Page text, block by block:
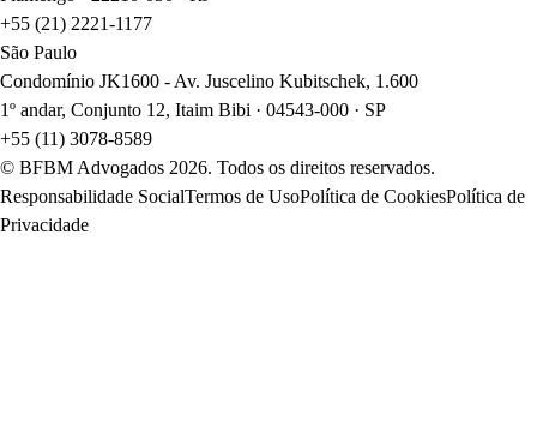
+55 (21) 2221-1177
São Paulo
Condomínio JK1600 - Av. Juscelino Kubitschek, 1.600
1º andar, Conjunto 12, Itaim Bibi · 04543-000 · SP
+55 (11) 3078-8589
© BFBM Advogados 2026. Todos os direitos reservados.
Responsabilidade SocialTermos de UsoPolítica de CookiesPolítica de
Privacidade